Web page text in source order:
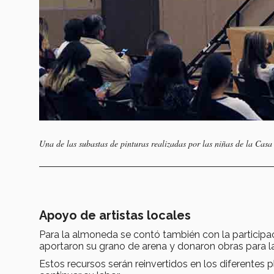
Una de las subastas de pinturas realizadas por las niñas de la
Apoyo de artistas locales
Para la almoneda se contó también con la
aportaron su grano de arena y donaron obras para
Estos recursos serán reinvertidos en los